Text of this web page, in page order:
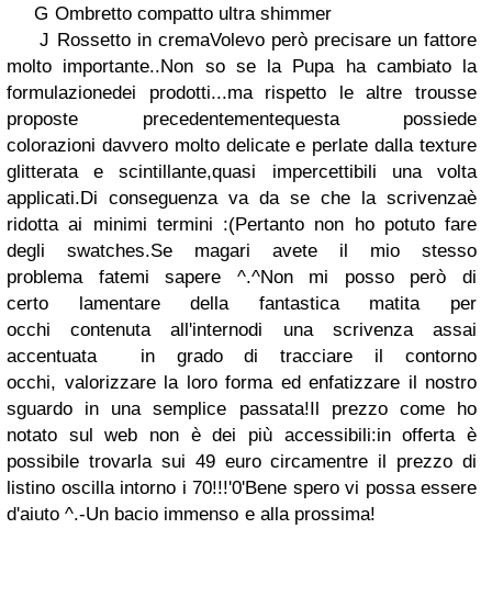
G Ombretto compatto ultra shimmer
J Rossetto in cremaVolevo però precisare un fattore
molto importante..Non so se la Pupa ha cambiato la
formulazionedei prodotti...ma rispetto le altre trousse
proposte precedentementequesta possiede
colorazioni davvero molto delicatee perlate dalla texture
glitterata e scintillante,quasi impercettibili una volta
applicati.Di conseguenza va da se che la scrivenzaè
ridotta ai minimi termini :(Pertanto non ho potuto fare
degli swatches.Se magari avete il mio stesso
problema fatemi sapere ^.^Non mi posso però di
certo lamentare della fantastica matita per
occhicontenuta all'internodi una scrivenza assai
accentuata
in grado di tracciare il contorno
occhi, valorizzare la loro forma ed enfatizzare il nostro
sguardo in una semplice passata!Il prezzo come ho
notato sul web non è dei più accessibili:in offerta è
possibile trovarla sui 49 euro circamentre il prezzo di
listino oscilla intorno i 70!!!'0'Bene spero vi possa essere
d'aiuto ^.-Un bacio immenso e alla prossima!